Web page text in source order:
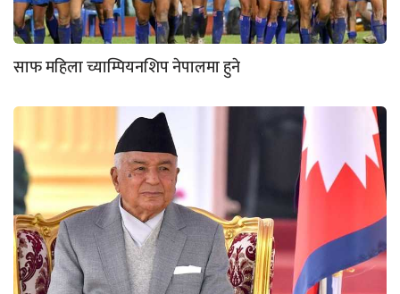
साफ महिला च्याम्पियनशिप नेपालमा हुने